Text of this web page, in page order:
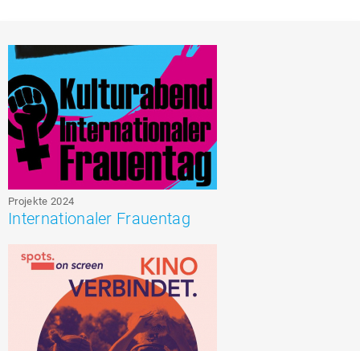
Projekte 2024
Internationaler Frauentag